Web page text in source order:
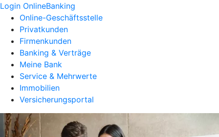
Login OnlineBanking
Online-Geschäftsstelle
Privatkunden
Firmenkunden
Banking & Verträge
Meine Bank
Service & Mehrwerte
Immobilien
Versicherungsportal